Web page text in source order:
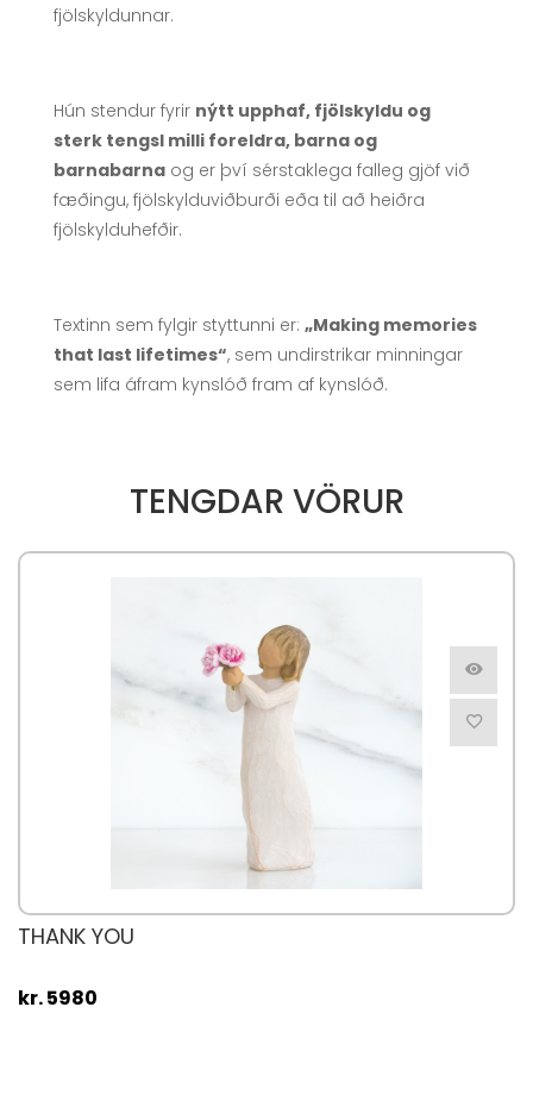
fjölskyldunnar.
Hún stendur fyrir nýtt upphaf, fjölskyldu og
sterk tengsl milli foreldra, barna og
barnabarna og er því sérstaklega falleg gjöf við
fæðingu, fjölskylduviðburði eða til að heiðra
fjölskylduhefðir.
Textinn sem fylgir styttunni er: „Making memories
that last lifetimes“, sem undirstrikar minningar
sem lifa áfram kynslóð fram af kynslóð.
TENGDAR VÖRUR
THANK YOU
kr. 5980